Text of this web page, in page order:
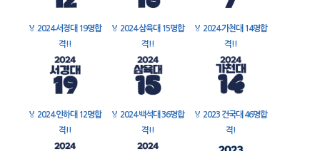
🏅 2024 서경대 19명합
격!!
🏅 2024 삼육대 15명합
격!!
🏅 2024 가천대 14명합
격!!
🏅 2024 인하대 12명합
격!!
🏅 2024 백석대 36명합
격!!
🏅 2023 건국대 46명합
격!